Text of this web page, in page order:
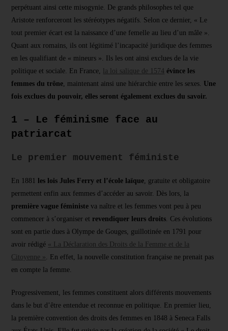
perpétuant ainsi cette misogynie. De grands philosophes tel que
Aristote renforceront les stéréotypes négatifs. Selon ce dernier, « Le
tout premier écart est la naissance d’une femelle au lieu d’un mâle ».
Quant aux romains, ils ont légitimé l’incapacité juridique des femmes
en les qualifiant de « mineurs ». Ils les ont ainsi exclues de la vie
politique et sociale. En France,
la loi salique de 1574 évince les
femmes du trône , maintenant ainsi une hiérarchie entre les sexes. Une
fois exclues du pouvoir, elles seront également exclues du savoir.
1 – Le féminisme face au
patriarcat
Le premier mouvement féministe
En 1881 les lois Jules Ferry et l’école laïque , gratuite et obligatoire
permettent enfin aux femmes d’accéder au savoir. Dès lors, la
première vague féministe va naître et les femmes vont peu à peu
commencer à s’organiser et revendiquer leurs droits . Ces évolutions
sont en partie dues à Olympe de Gouges, guillotinée en 1791 pour
avoir rédigé « La Déclaration des Droits de la Femme et de la
Citoyenne » . En effet, la nouvelle constitution française ne prenait pas
en compte la femme.
Progressivement, les femmes constituent alors différents mouvements
dans le but d’être entendue et reconnue en politique. En premier lieu,
la première convention des droits des femmes en 1848 à Seneca Falls